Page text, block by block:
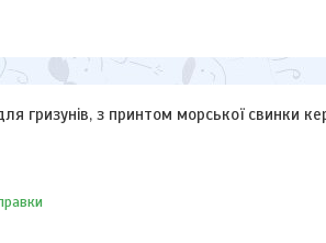
гризунів, з принтом морської свинки